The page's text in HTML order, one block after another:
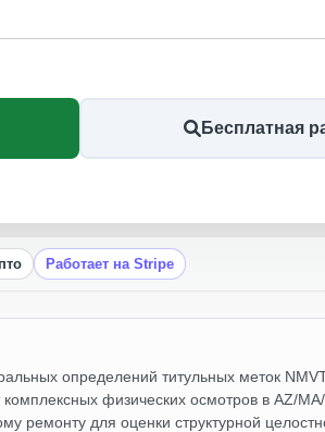
IAAI
Бесплатная
Работает на Stripe
определений титульных меток
физических осмотров в AZ/
ремонту для оценки структурной